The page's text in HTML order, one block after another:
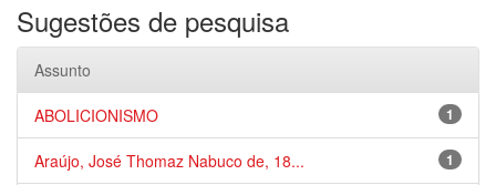
Sugestões de pesquisa
Assunto
1
ABOLICIONISMO
1
Araújo, José Thomaz Nabuco de, 18...